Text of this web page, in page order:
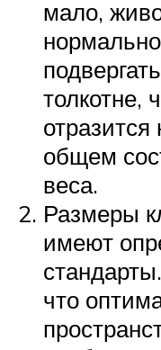
мало,
толкотне,
отразится
общем
веса.
Размеры
имеют
что